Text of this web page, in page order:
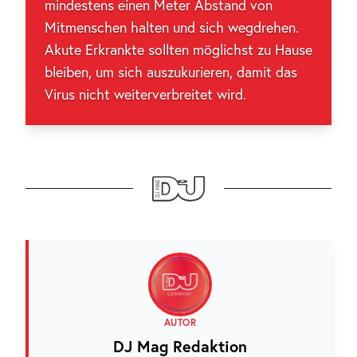
mindestens einen Meter Abstand von
Mitmenschen halten und sich wegdrehen.
Akute Erkrankte sollten möglichst zu Hause
bleiben, um sich auszukurieren, damit das
Virus nicht weiterverbreitet wird.
AUTOR
DJ Mag Redaktion